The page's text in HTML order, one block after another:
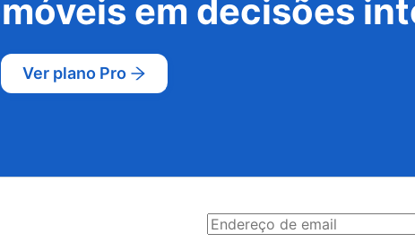
em decisões
Ver plano Pro